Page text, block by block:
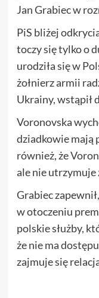
Jan Grabiec w
PiS bliżej
toczy się tylko o
urodziła się w
żołnierz armii
Ukrainy, wstąpił
Voronovska
dziadkowie mają
również, że
ale nie
Grabiec
w otoczeniu
polskie służby,
że nie ma
zajmuje się